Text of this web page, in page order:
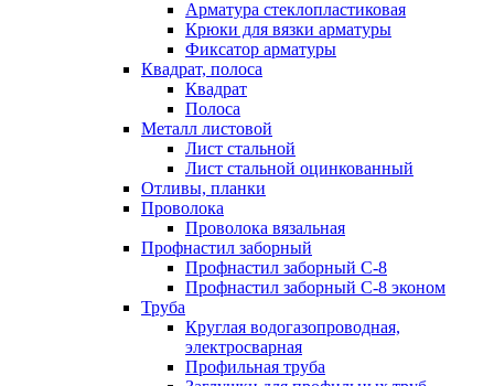
Арматура стеклопластиковая
Крюки для вязки арматуры
Фиксатор арматуры
Квадрат, полоса
Квадрат
Полоса
Металл листовой
Лист стальной
Лист стальной оцинкованный
Отливы, планки
Проволока
Проволока вязальная
Профнастил заборный
Профнастил заборный С-8
Профнастил заборный С-8 эконом
Труба
Круглая водогазопроводная,
электросварная
Профильная труба